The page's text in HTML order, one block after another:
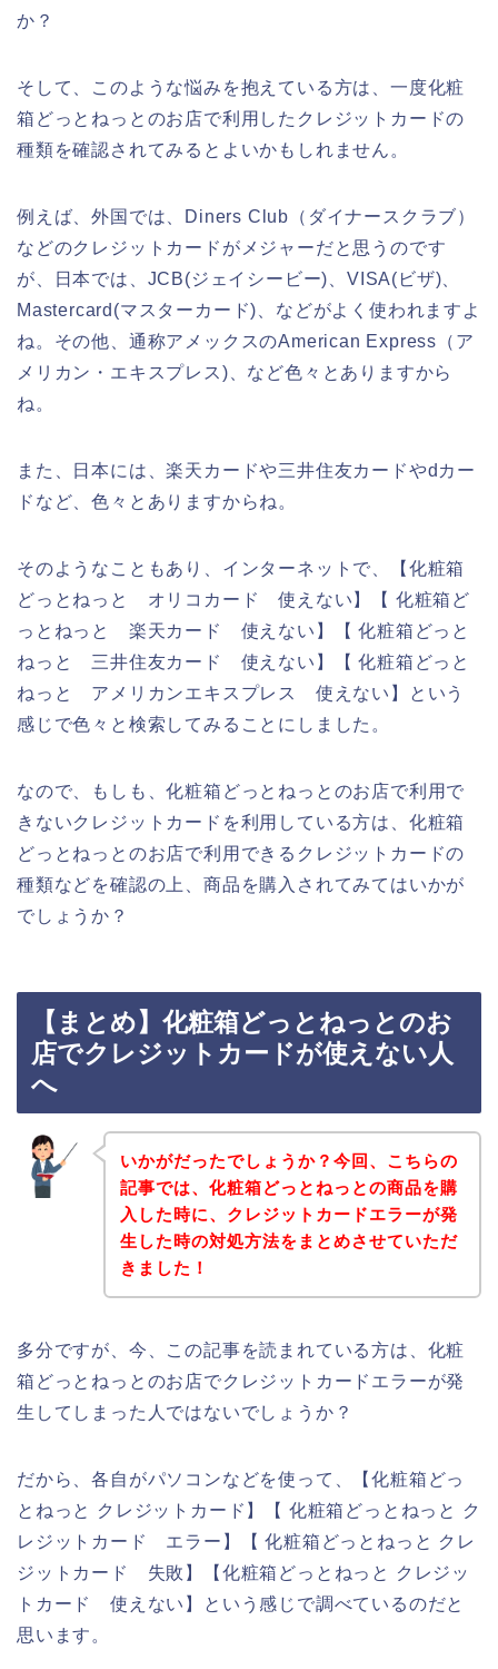
か？
そして、このような悩みを抱えている方は、一度化粧
箱どっとねっとのお店で利用したクレジットカードの
種類を確認されてみるとよいかもしれません。
例えば、外国では、Diners Club（ダイナースクラブ）
などのクレジットカードがメジャーだと思うのです
が、日本では、JCB(ジェイシービー)、VISA(ビザ)、
Mastercard(マスターカード)、などがよく使われますよ
ね。その他、通称アメックスのAmerican Express（ア
メリカン・エキスプレス)、など色々とありますから
ね。
また、日本には、楽天カードや三井住友カードやdカー
ドなど、色々とありますからね。
そのようなこともあり、インターネットで、【化粧箱
どっとねっと オリコカード 使えない】【 化粧箱ど
っとねっと 楽天カード 使えない】【 化粧箱どっと
ねっと 三井住友カード 使えない】【 化粧箱どっと
ねっと アメリカンエキスプレス 使えない】という
感じで色々と検索してみることにしました。
なので、もしも、化粧箱どっとねっとのお店で利用で
きないクレジットカードを利用している方は、化粧箱
どっとねっとのお店で利用できるクレジットカードの
種類などを確認の上、商品を購入されてみてはいかが
でしょうか？
【まとめ】化粧箱どっとねっとのお
店でクレジットカードが使えない人
へ
いかがだったでしょうか？今回、こちらの
記事では、化粧箱どっとねっとの商品を購
入した時に、クレジットカードエラーが発
生した時の対処方法をまとめさせていただ
きました！
多分ですが、今、この記事を読まれている方は、化粧
箱どっとねっとのお店でクレジットカードエラーが発
生してしまった人ではないでしょうか？
だから、各自がパソコンなどを使って、【化粧箱どっ
とねっと クレジットカード】【 化粧箱どっとねっと ク
レジットカード エラー】【 化粧箱どっとねっと クレ
ジットカード 失敗】【化粧箱どっとねっと クレジッ
トカード 使えない】という感じで調べているのだと
思います。